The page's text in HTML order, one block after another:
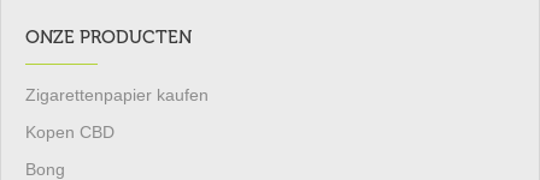
ONZE PRODUCTEN
Zigarettenpapier kaufen
Kopen CBD
Bong